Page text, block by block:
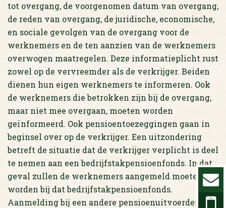
tot overgang, de voorgenomen datum van overgang,
de reden van overgang, de juridische, economische,
en sociale gevolgen van de overgang voor de
werknemers en de ten aanzien van de werknemers
overwogen maatregelen. Deze informatieplicht rust
zowel op de vervreemder als de verkrijger. Beiden
dienen hun eigen werknemers te informeren. Ook
de werknemers die betrokken zijn bij de overgang,
maar niet mee overgaan, moeten worden
geïnformeerd. Ook pensioentoezeggingen gaan in
beginsel over op de verkrijger. Een uitzondering
betreft de situatie dat de verkrijger verplicht is deel
te nemen aan een bedrijfstakpensioenfonds. In dat
geval zullen de werknemers aangemeld moeten
worden bij dat bedrijfstakpensioenfonds.
Aanmelding bij een andere pensioenuitvoerder en